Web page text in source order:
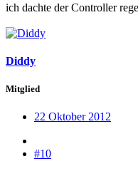
ich dachte der Controller
Diddy
Mitglied
22 Oktober 2012
#10